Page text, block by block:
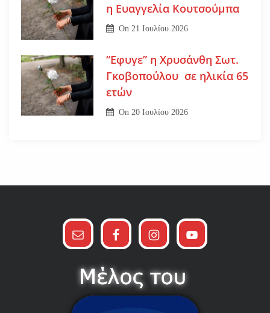
η Ευαγγελία Κουτσούμπα
On 21 Ιουλίου 2026
“Εφυγε” η Χρυσάνθη Σωτ.
Γκοβοπούλου σε ηλικία 65
ετών
On20 Ιουλίου 2026